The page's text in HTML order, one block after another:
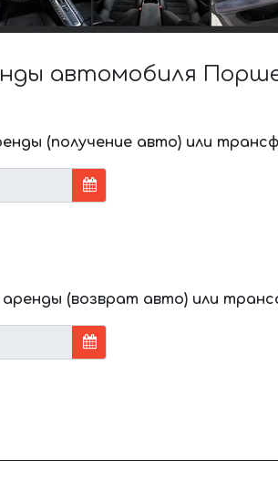
автомобиля Порше
(получение авто) или
(возврат авто) или